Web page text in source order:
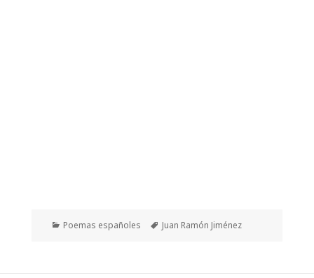
Categorías
Poemas españoles Etiquetas
Juan Ramón Jiménez